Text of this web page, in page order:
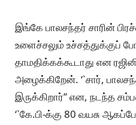
இங்கே பாலசந்தர் சாரின்
உளைச்சலும் உச்சத்துக்குப்
தாமதிக்கக்கூடாது என
அழைக்கிறேன். ‘`சார்,
இருக்கிறார்’’ என, நடந்த
‘`கே.பி-க்கு 80 வயசு